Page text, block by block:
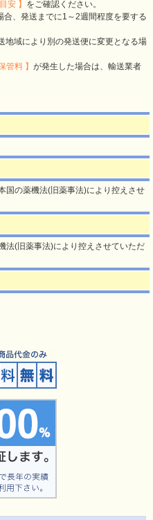
安 】 をご確認ください。
、発送までに1～2週間程度を要する
域により別の発送便に変更となる場
管料 】 が発生した場合は、輸送業者
国の薬機法(旧薬事法)により控えさせ
法(旧薬事法)により控えさせていただ